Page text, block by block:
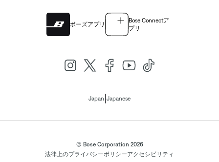
ボーズアプリ
Bose Connectア
プリ
Japan Japanese
© Bose Corporation 2026
法律上のプライバシーポリシーアクセシビリティ